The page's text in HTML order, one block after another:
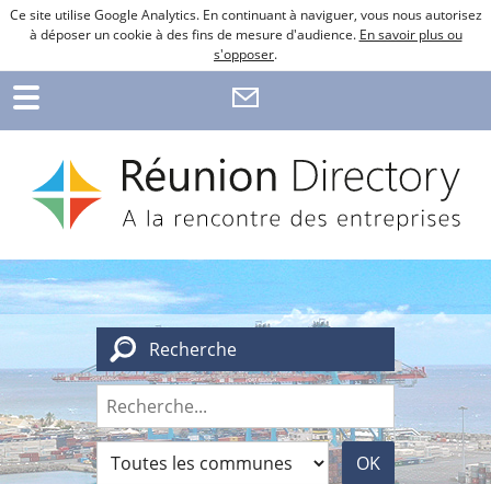
Ce site utilise Google Analytics. En continuant à naviguer, vous nous autorisez
à déposer un cookie à des fins de mesure d'audience. En savoir plus ou
s'opposer.
Recherche